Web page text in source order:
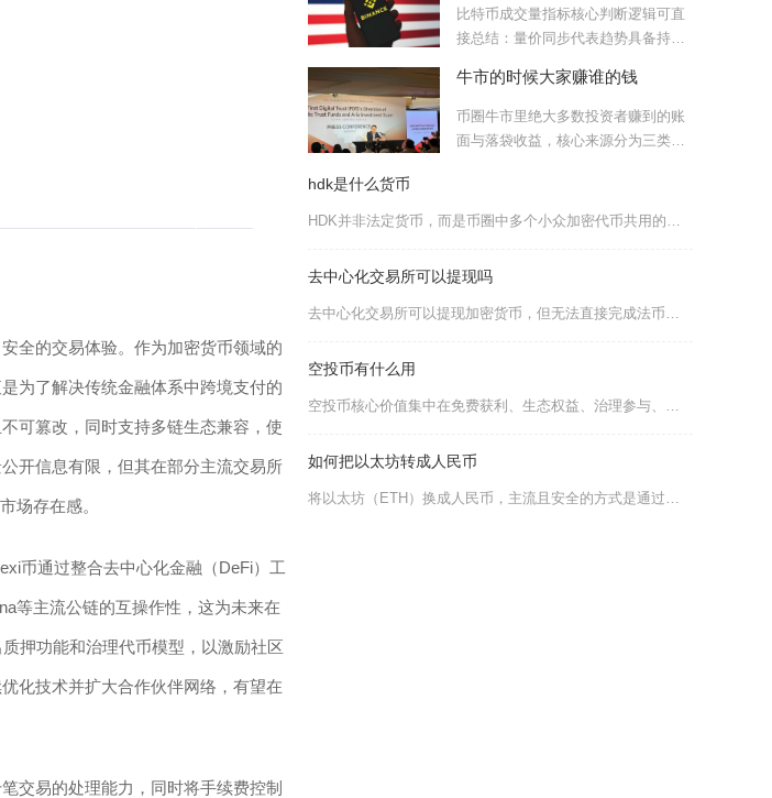
全的交易体验。作为加密货币领域的
为了解决传统金融体系中跨境支付的
可篡改，同时支持多链生态兼容，使
开信息有限，但其在部分主流交易所
场存在感。
币通过整合去中心化金融（DeFi）工
等主流公链的互操作性，这为未来在
押功能和治理代币模型，以激励社区
化技术并扩大合作伙伴网络，有望在
交易的处理能力，同时将手续费控制
比特币成交量指标核心判断逻辑可直
接总结：量价同步代表趋势具备持续
牛市的时候大家赚谁的钱
币圈牛市里绝大多数投资者赚到的账
面与落袋收益，核心来源分为三类：
hdk是什么货币
HDK并非法定货币，而是币圈中多个小众加密代币共用的缩写符号，目前市场上认可度较高、信息可
去中心化交易所可以提现吗
去中心化交易所可以提现加密货币，但无法直接完成法币提现，且其提现逻辑与中心化交易所存在本质
空投币有什么用
空投币核心价值集中在免费获利、生态权益、治理参与、资产配置四大维度，既是项目方冷启动的核心
如何把以太坊转成人民币
将以太坊（ETH）换成人民币，主流且安全的方式是通过头部交易所先把ETH换成USDT，再走